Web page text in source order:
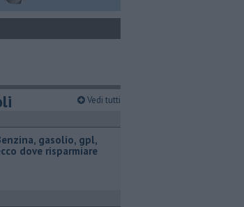
Vedi tutti
gasolio, gpl,
dove risparmiare